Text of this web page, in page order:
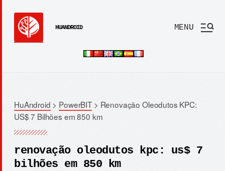
HUANDROID MENU
HuAndroid > PowerBIT> Renovação Oleodutos KPC:
US$ 7 Bilhões em 850 km
renovação oleodutos kpc: us$ 7
bilhões em 850 km